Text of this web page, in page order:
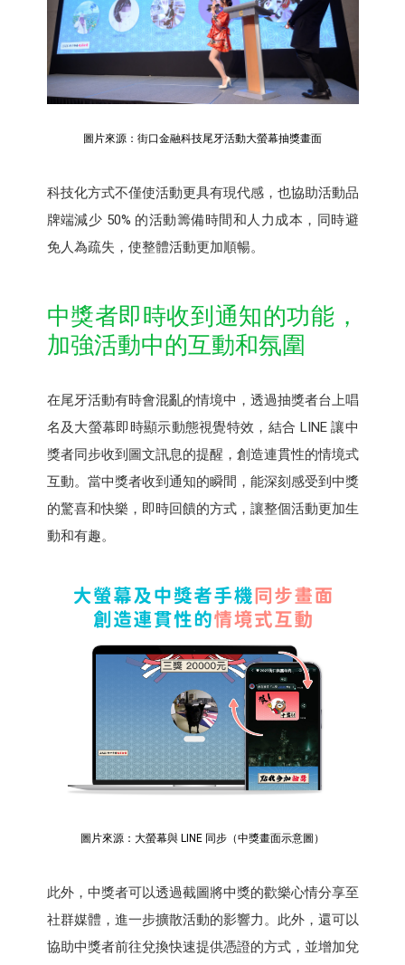
圖片來源：街口金融科技尾牙活動大螢幕抽獎畫面
科技化方式不僅使活動更具有現代感，也協助活動品
牌端減少 50% 的活動籌備時間和人力成本，同時避
免人為疏失，使整體活動更加順暢。
中獎者即時收到通知的功能，
加強活動中的互動和氛圍
在尾牙活動有時會混亂的情境中，透過抽獎者台上唱
名及大螢幕即時顯示動態視覺特效，結合 LINE 讓中
獎者同步收到圖文訊息的提醒，創造連貫性的情境式
互動。當中獎者收到通知的瞬間，能深刻感受到中獎
的驚喜和快樂，即時回饋的方式，讓整個活動更加生
動和有趣。
圖片來源：大螢幕與 LINE 同步（中獎畫面示意圖）
此外，中獎者可以透過截圖將中獎的歡樂心情分享至
社群媒體，進一步擴散活動的影響力。此外，還可以
協助中獎者前往兌換快速提供憑證的方式，並增加兌